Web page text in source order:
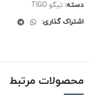
دسته: تیگو TIGO
اشتراک گذاری:
محصولات مرتبط